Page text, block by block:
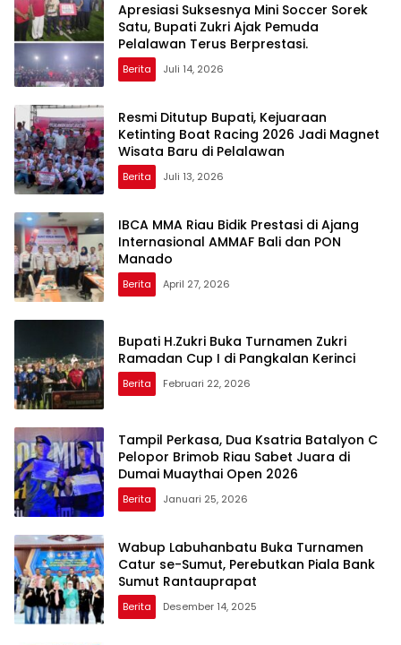
Apresiasi Suksesnya Mini Soccer Sorek
Satu, Bupati Zukri Ajak Pemuda
Pelalawan Terus Berprestasi.
Berita Juli 14, 2026
Resmi Ditutup Bupati, Kejuaraan
Ketinting Boat Racing 2026 Jadi Magnet
Wisata Baru di Pelalawan
Berita Juli 13, 2026
IBCA MMA Riau Bidik Prestasi di Ajang
Internasional AMMAF Bali dan PON
Manado
Berita April 27, 2026
Bupati H.Zukri Buka Turnamen Zukri
Ramadan Cup I di Pangkalan Kerinci
Berita Februari 22, 2026
Tampil Perkasa, Dua Ksatria Batalyon C
Pelopor Brimob Riau Sabet Juara di
Dumai Muaythai Open 2026
Berita Januari 25, 2026
Wabup Labuhanbatu Buka Turnamen
Catur se-Sumut, Perebutkan Piala Bank
Sumut Rantauprapat
Berita Desember 14, 2025